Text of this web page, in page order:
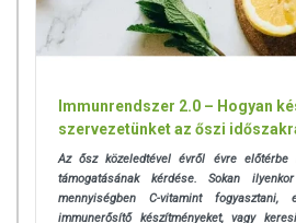
Immunrendszer 2.0 – Hogyan
szervezetünket az őszi
Az ősz közeledtével évről évre előtérbe
támogatásának kérdése. Sokan
mennyiségben C-vitamint
immunerősítő készítményeket, vagy